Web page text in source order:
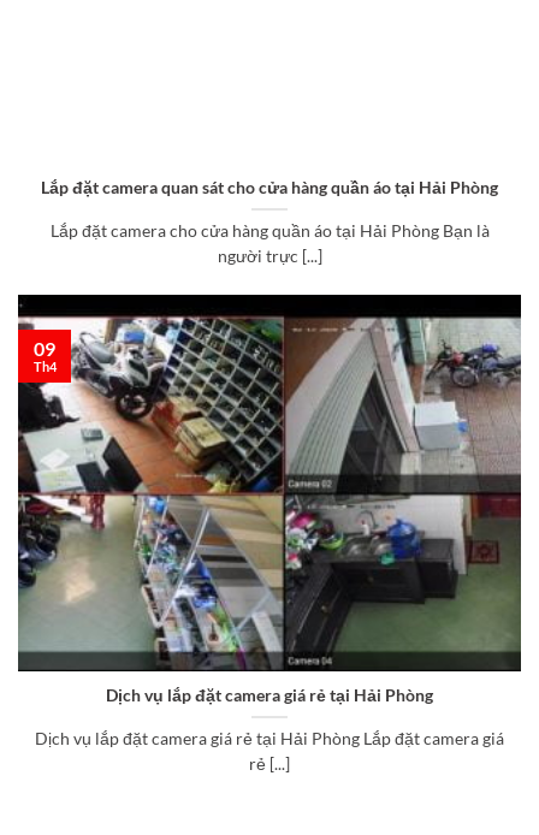
Lắp đặt camera quan sát cho cửa hàng quần áo tại Hải Phòng
Lắp đặt camera cho cửa hàng quần áo tại Hải Phòng Bạn là
người trực [...]
Dịch vụ lắp đặt camera giá rẻ tại Hải Phòng
Dịch vụ lắp đặt camera giá rẻ tại Hải Phòng Lắp đặt camera giá
rẻ [...]
09
Th4